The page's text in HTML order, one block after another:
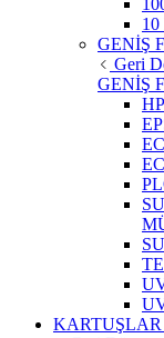
GENİŞ
Geri
GENİŞ
KARTUŞLAR